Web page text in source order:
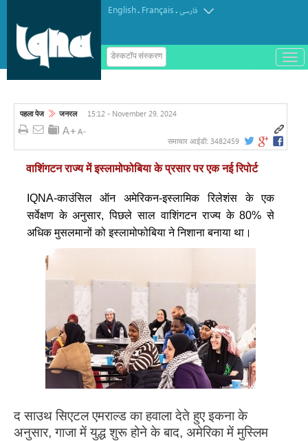
English. Français.فارسی
डेस्कटॉप संस्करण
ب
ا
पहला पेज जनरल 15:12 - November 29, 2024
समाचार आईडी: 3482459
वाशिंगटन राज्य में इस्लामोफोबिया के प्रसार पर एक नई रिपोर्ट
IQNA-काउंसिल ऑन अमेरिकन-इस्लामिक रिलेशंस के एक
सर्वेक्षण के अनुसार, पिछले साल वाशिंगटन राज्य के 80% से
अधिक मुसलमानों को इस्लामोफोबिया ने निशाना बनाया था।
द साउथ सिएटल एमराल्ड का हवाला देते हुए इकना के
अनुसार, गाजा में युद्ध शुरू होने के बाद, अमेरिका में मुस्लिम